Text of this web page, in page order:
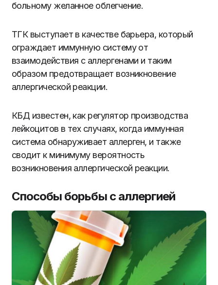
больному желанное облегчение.
ТГК выступает в качестве барьера, который
ограждает иммунную систему от
взаимодействия с аллергенами и таким
образом предотвращает возникновение
аллергической реакции.
КБД известен, как регулятор производства
лейкоцитов в тех случаях, когда иммунная
система обнаруживает аллерген, и также
сводит к минимуму вероятность
возникновения аллергической реакции.
Способы борьбы с аллергией